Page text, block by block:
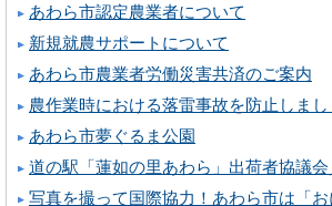
あわら市認定農業者について
新規就農サポートについて
あわら市農業者労働災害共済のご案内
農作業時における落雷事故を防止しまし
あわら市夢ぐるま公園
道の駅「蓮如の里あわら」出荷者協議
写真を撮って国際協力！あわら市は「